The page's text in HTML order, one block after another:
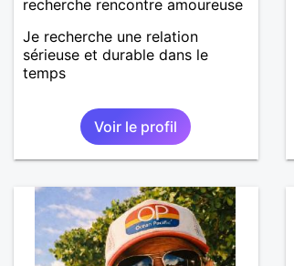
recherche rencontre amoureuse
Je recherche une relation
sérieuse et durable dans le
temps
Voir le profil